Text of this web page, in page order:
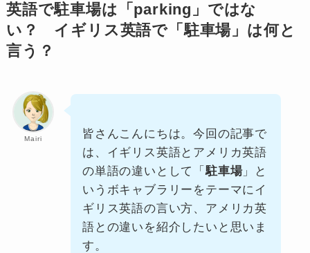
英語で駐車場は「parking」ではな
い？ イギリス英語で「駐車場」は何と
言う？
Mairi
皆さんこんにちは。今回の記事で
は、 イギリス英語とアメリカ英語
の単語の違い として「駐車場」と
いうボキャブラリーをテーマにイ
ギリス英語の言い方、アメリカ英
語との違いを紹介したいと思いま
す。